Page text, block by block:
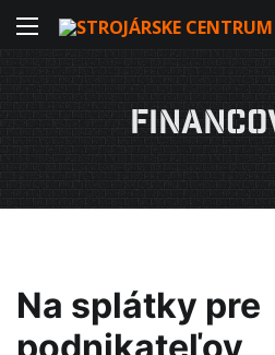
Na splátky pre